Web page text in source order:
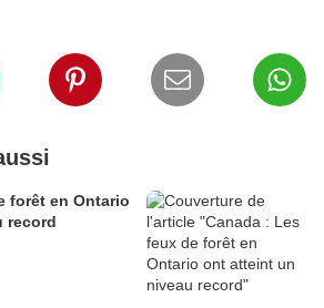
forêt en Ontario
record